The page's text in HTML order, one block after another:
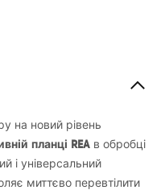
на новий рівень
планці REA в обробці
і універсальний
миттєво перевтілити